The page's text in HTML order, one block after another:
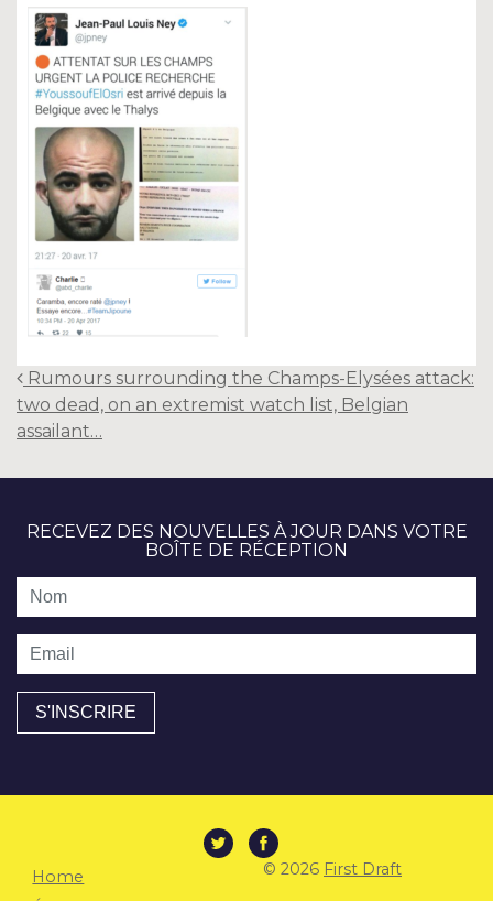
Post
navigation
Rumours surrounding the Champs-Elysées attack:
two dead, on an extremist watch list, Belgian
assailant…
RECEVEZ DES NOUVELLES À JOUR DANS VOTRE
BOÎTE DE RÉCEPTION
Nom
Email
Home
© 2026 First Draft